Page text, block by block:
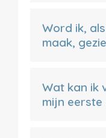
Word ik,
maak,
Wat kan ik
mijn